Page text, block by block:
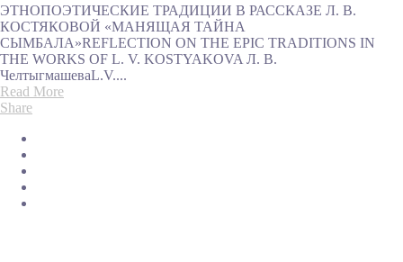
ЭТНОПОЭТИЧЕСКИЕ ТРАДИЦИИ В РАССКАЗЕ Л. В.
КОСТЯКОВОЙ «МАНЯЩАЯ ТАЙНА
СЫМБАЛА»REFLECTION ON THE EPIC TRADITIONS IN
THE WORKS OF L. V. KOSTYAKOVA Л. В.
ЧелтыгмашеваL.V....
Read More
Share